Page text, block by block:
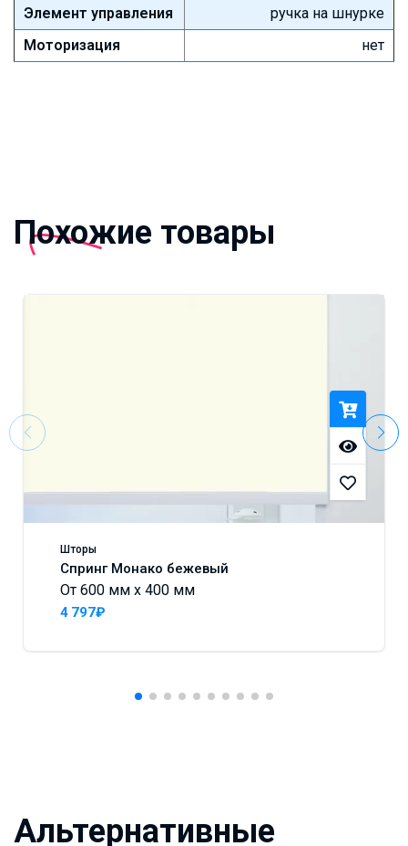
Элемент управления
ручка на шнурке
Моторизация
нет
Похожие товары
Шторы
Спринг Монако бежевый
От 600 мм x 400 мм
4 797₽
Альтернативные